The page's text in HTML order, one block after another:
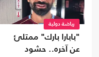
رياضة دولية
"بابارا بارك" ممتلئ
عن آخره.. حشود